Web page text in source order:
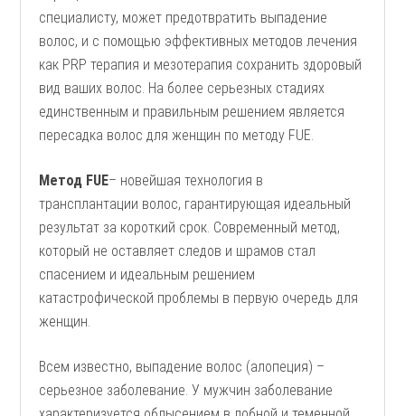
специалисту, может предотвратить выпадение
волос, и с помощью эффективных методов лечения
как PRP терапия и мезотерапия сохранить здоровый
вид ваших волос. На более серьезных стадиях
единственным и правильным решением является
пересадка волос для женщин по методу FUE.
Метод FUE– новейшая технология в
трансплантации волос, гарантирующая идеальный
результат за короткий срок. Современный метод,
который не оставляет следов и шрамов стал
спасением и идеальным решением
катастрофической проблемы в первую очередь для
женщин.
Всем известно, выпадение волос (алопеция) –
серьезное заболевание. У мужчин заболевание